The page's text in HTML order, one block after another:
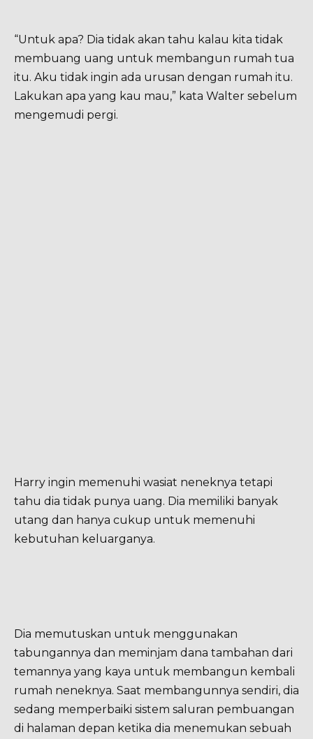
“Untuk apa? Dia tidak akan tahu kalau kita tidak
membuang uang untuk membangun rumah tua
itu. Aku tidak ingin ada urusan dengan rumah itu.
Lakukan apa yang kau mau,” kata Walter sebelum
mengemudi pergi.
Harry ingin memenuhi wasiat neneknya tetapi
tahu dia tidak punya uang. Dia memiliki banyak
utang dan hanya cukup untuk memenuhi
kebutuhan keluarganya.
Dia memutuskan untuk menggunakan
tabungannya dan meminjam dana tambahan dari
temannya yang kaya untuk membangun kembali
rumah neneknya. Saat membangunnya sendiri, dia
sedang memperbaiki sistem saluran pembuangan
di halaman depan ketika dia menemukan sebuah